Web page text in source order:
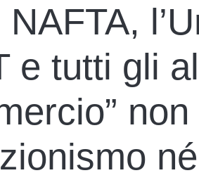
NAFTA,
e tutti gli